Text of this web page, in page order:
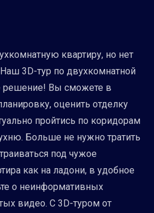
квартиру, но нет
3D-тур по двухкомнатной
решение! Вы сможете в
оценить отделку
пройтись по коридорам
Больше не нужно тратить
под чужое
как на ладони, в удобное
о неинформативных
видео. С 3D-туром от